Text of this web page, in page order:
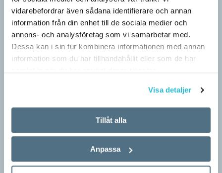
vidarebefordrar även sådana identifierare och annan
information från din enhet till de sociala medier och
annons- och analysföretag som vi samarbetar med.
Dessa kan i sin tur kombinera informationen med annan
information som du har tillhandahållit eller som de har
Visa detaljer
Tillåt alla
Anpassa
gymnasiesärskolan till anpassad gymnasieskola. En som har
stor del i att detta namnbyte sker är artonåriga Leo Lust…